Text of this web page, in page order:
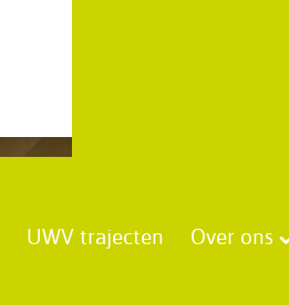
UWV trajecten Over ons